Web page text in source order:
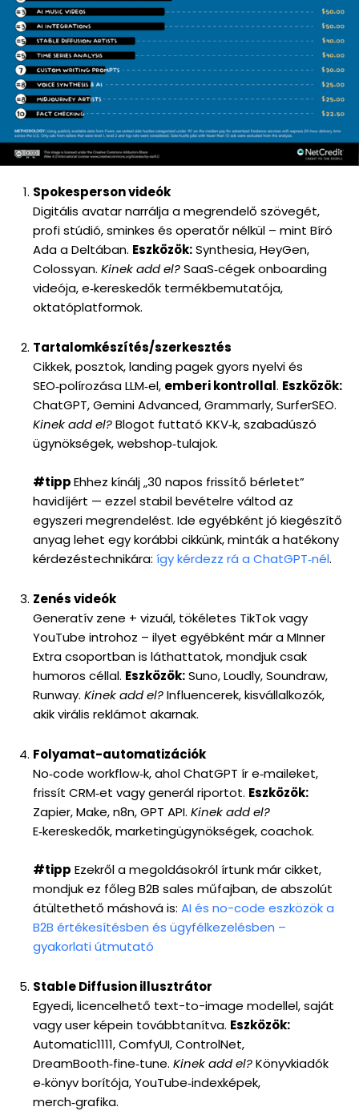
Spokesperson videók
Digitális avatar narrálja a megrendelő szövegét,
profi stúdió, sminkes és operatőr nélkül – mint Bíró
Ada a Deltában. Eszközök:Synthesia, HeyGen,
Colossyan. Kinek add el?SaaS‑cégek onboarding
videója, e‑kereskedők termékbemutatója,
oktatóplatformok.
Tartalomkészítés/szerkesztés
Cikkek, posztok, landing pagek gyors nyelvi és
SEO‑polírozása LLM‑el, emberi kontrollal. Eszközök:
ChatGPT, Gemini Advanced, Grammarly, SurferSEO.
Kinek add el?Blogot futtató KKV‑k, szabadúszó
ügynökségek, webshop‑tulajok.
#tippEhhez kínálj „30 napos frissítő bérletet”
havidíjért — ezzel stabil bevételre váltod az
egyszeri megrendelést. Ide egyébként jó kiegészítő
anyag lehet egy korábbi cikkünk, minták a hatékony
kérdezéstechnikára: így kérdezz rá a ChatGPT‑nél.
Zenés videók
Generatív zene + vizuál, tökéletes TikTok vagy
YouTube introhoz – ilyet egyébként már a MInner
Extra csoportban is láthattatok, mondjuk csak
humoros céllal. Eszközök:Suno, Loudly, Soundraw,
Runway. Kinek add el?Influencerek, kisvállalkozók,
akik virális reklámot akarnak.
Folyamat-automatizációk
No‑code workflow‑k, ahol ChatGPT ír e‑maileket,
frissít CRM‑et vagy generál riportot. Eszközök:
Zapier, Make, n8n, GPT API. Kinek add el?
E‑kereskedők, marketingügynökségek, coachok.
#tipp Ezekről a megoldásokról írtunk már cikket,
mondjuk ez főleg B2B sales műfajban, de abszolút
átültethető máshová is: AI és no-code eszközök a
B2B értékesítésben és ügyfélkezelésben –
gyakorlati útmutató
Stable Diffusion illusztrátor
Egyedi, licencelhető text-to-image modellel, saját
vagy user képein továbbtanítva. Eszközök:
Automatic1111, ComfyUI, ControlNet,
DreamBooth‑fine‑tune. Kinek add el?Könyvkiadók
e‑könyv borítója, YouTube‑indexképek,
merch‑grafika.